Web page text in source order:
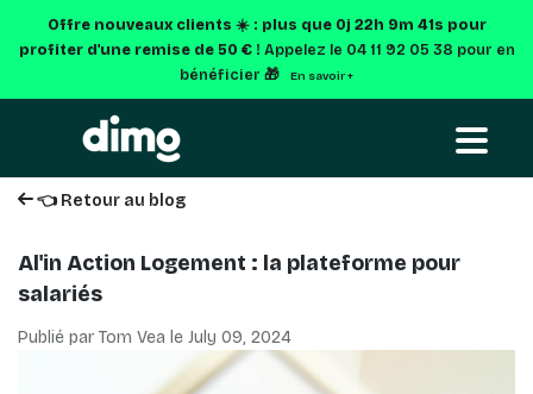
Offre nouveaux clients ☀️ : plus que 0j 22h 9m 40s pour
profiter d'une remise de 50 € ! Appelez le 04 11 92 05 38 pour en
bénéficier 🎁
En savoir +
👈 Retour au blog
Al'in Action Logement : la plateforme pour
salariés
Publié par Tom Vea le July 09, 2024